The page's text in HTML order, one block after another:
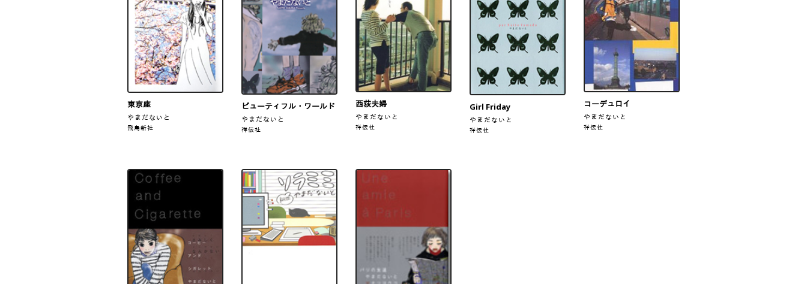
東京座
やまだないと
飛鳥新社
ビューティフル・ワールド
やまだないと
祥伝社
西荻夫婦
やまだないと
祥伝社
Girl Friday
やまだないと
祥伝社
コーデュロイ
やまだないと
祥伝社